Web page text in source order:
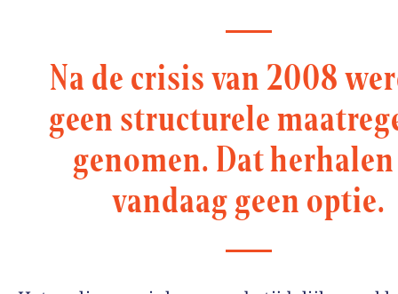
Na de crisis van 2008
geen structurele
genomen. Dat
vandaag geen optie.